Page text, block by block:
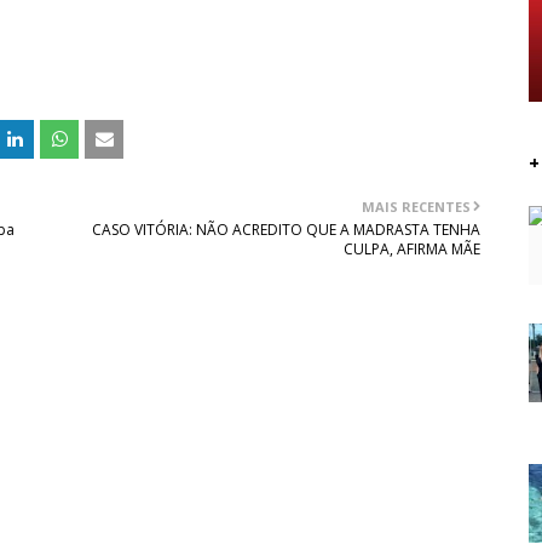
MAIS RECENTES
CASO VITÓRIA: NÃO ACREDITO QUE A MADRASTA TENHA
CULPA, AFIRMA MÃE